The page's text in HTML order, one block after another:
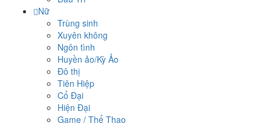
Nữ
Trùng sinh
Xuyên không
Ngôn tình
Huyền ảo/Kỳ Ảo
Đô thị
Tiên Hiệp
Cổ Đại
Hiện Đại
Game / Thể Thao